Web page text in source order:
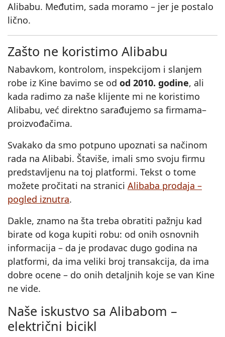
Alibabu. Međutim, sada moramo – jer je postalo
lično.
Zašto ne koristimo Alibabu
Nabavkom, kontrolom, inspekcijom i slanjem
robe iz Kine bavimo se od od 2010. godine, ali
kada radimo za naše klijente mi ne koristimo
Alibabu, već direktno sarađujemo sa firmama–
proizvođačima.
Svakako da smo potpuno upoznati sa načinom
rada na Alibabi. Štaviše, imali smo svoju firmu
predstavljenu na toj platformi. Tekst o tome
možete pročitati na stranici Alibaba prodaja –
pogled iznutra.
Dakle, znamo na šta treba obratiti pažnju kad
birate od koga kupiti robu: od onih osnovnih
informacija – da je prodavac dugo godina na
platformi, da ima veliki broj transakcija, da ima
dobre ocene – do onih detaljnih koje se van Kine
ne vide.
Naše iskustvo sa Alibabom –
električni bicikl